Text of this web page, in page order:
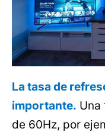
La tasa de
importante. Una
de 60Hz, por